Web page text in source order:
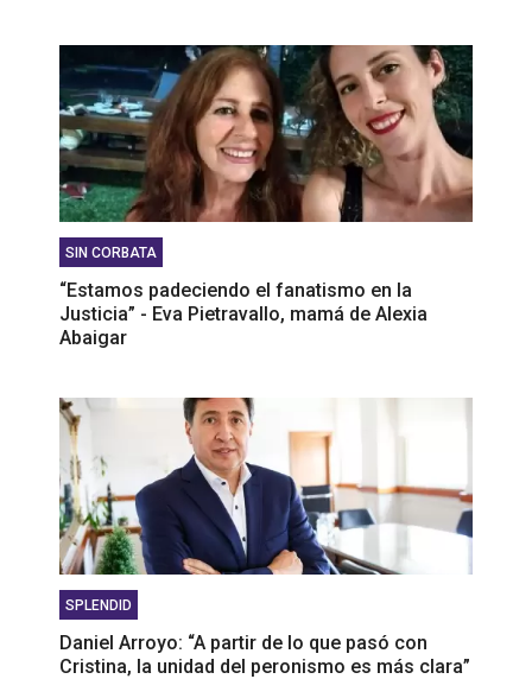
SIN CORBATA
“Estamos padeciendo el fanatismo en la
Justicia” - Eva Pietravallo, mamá de Alexia
Abaigar
SPLENDID
Daniel Arroyo: “A partir de lo que pasó con
Cristina, la unidad del peronismo es más clara”